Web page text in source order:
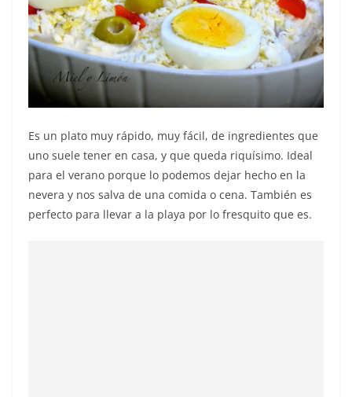
Es un plato muy rápido, muy fácil, de ingredientes que
uno suele tener en casa, y que queda riquísimo. Ideal
para el verano porque lo podemos dejar hecho en la
nevera y nos salva de una comida o cena. También es
perfecto para llevar a la playa por lo fresquito que es.